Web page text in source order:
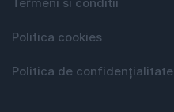
Termeni si conditii
Politica cookies
Politica de confidențialitate